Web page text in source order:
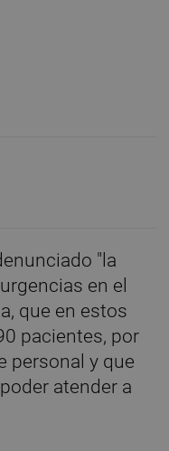
"la
en el
que en estos
pacientes, por
personal y que
atender a